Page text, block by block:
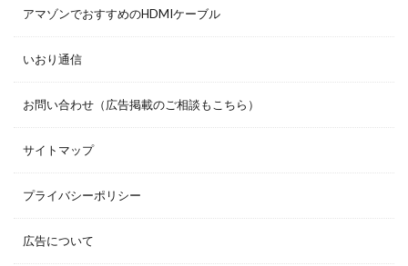
アマゾンでおすすめのHDMIケーブル
いおり通信
お問い合わせ（広告掲載のご相談もこちら）
サイトマップ
プライバシーポリシー
広告について